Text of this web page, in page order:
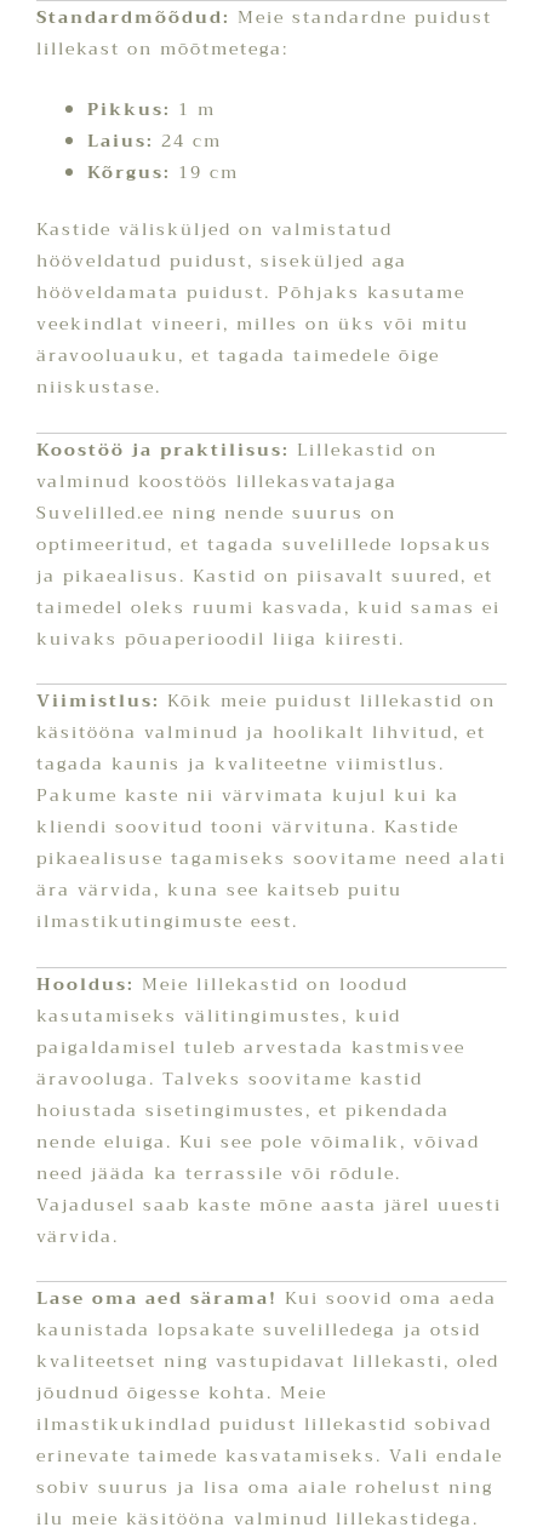
Standardmõõdud: Meie standardne puidust
lillekast on mõõtmetega:
Pikkus: 1 m
Laius: 24 cm
Kõrgus: 19 cm
Kastide välisküljed on valmistatud
hööveldatud puidust, siseküljed aga
hööveldamata puidust. Põhjaks kasutame
veekindlat vineeri, milles on üks või mitu
äravooluauku, et tagada taimedele õige
niiskustase.
Koostöö ja praktilisus: Lillekastid on
valminud koostöös lillekasvatajaga
Suvelilled.ee ning nende suurus on
optimeeritud, et tagada suvelillede lopsakus
ja pikaealisus. Kastid on piisavalt suured, et
taimedel oleks ruumi kasvada, kuid samas ei
kuivaks põuaperioodil liiga kiiresti.
Viimistlus: Kõik meie puidust lillekastid on
käsitööna valminud ja hoolikalt lihvitud, et
tagada kaunis ja kvaliteetne viimistlus.
Pakume kaste nii värvimata kujul kui ka
kliendi soovitud tooni värvituna. Kastide
pikaealisuse tagamiseks soovitame need alati
ära värvida, kuna see kaitseb puitu
ilmastikutingimuste eest.
Hooldus: Meie lillekastid on loodud
kasutamiseks välitingimustes, kuid
paigaldamisel tuleb arvestada kastmisvee
äravooluga. Talveks soovitame kastid
hoiustada sisetingimustes, et pikendada
nende eluiga. Kui see pole võimalik, võivad
need jääda ka terrassile või rõdule.
Vajadusel saab kaste mõne aasta järel uuesti
värvida.
Lase oma aed särama! Kui soovid oma aeda
kaunistada lopsakate suvelilledega ja otsid
kvaliteetset ning vastupidavat lillekasti, oled
jõudnud õigesse kohta. Meie
ilmastikukindlad puidust lillekastid sobivad
erinevate taimede kasvatamiseks. Vali endale
sobiv suurus ja lisa oma aiale rohelust ning
ilu meie käsitööna valminud lillekastidega.